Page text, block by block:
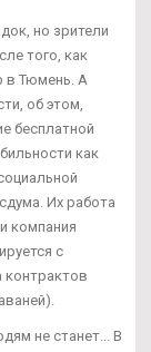
но зрители
того, как
в Тюмень. А
об этом,
бесплатной
как
Их работа
компания
с
не станет... В